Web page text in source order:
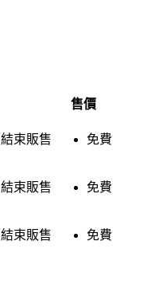
售價
結束販售 免費
結束販售 免費
結束販售 免費